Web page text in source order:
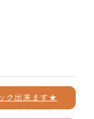
ク出来ます★